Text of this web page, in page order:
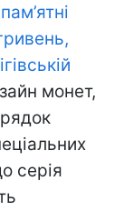
монет,
серія